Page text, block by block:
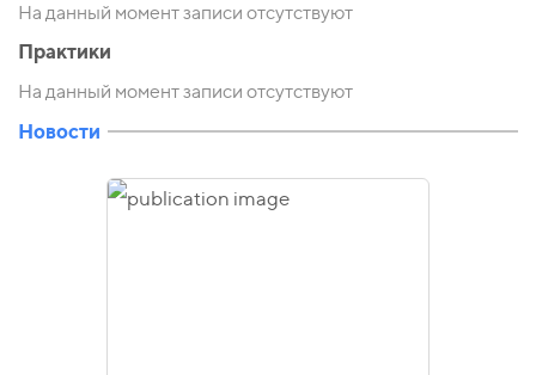
На данный момент записи отсутствуют
Практики
На данный момент записи отсутствуют
Новости